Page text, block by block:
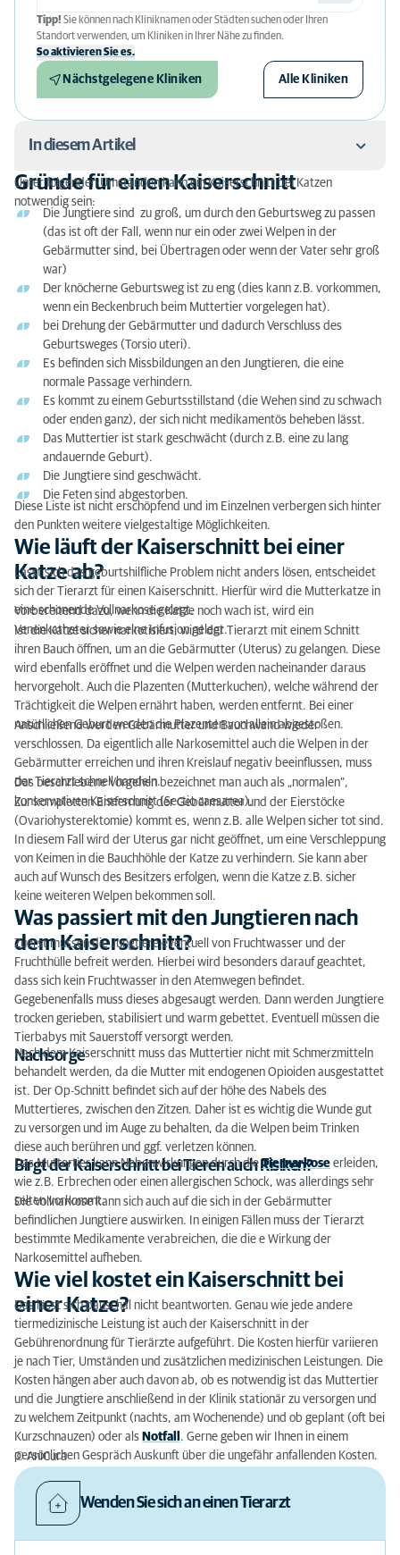
Tipp! Sie können nach Kliniknamen oder Städten suchen oder Ihren
Standort verwenden, um Kliniken in Ihrer Nähe zu finden.
So aktivieren Sie es.
Nächstgelegene Kliniken Alle Kliniken
In diesem Artikel
Gründe für einen Kaiserschnitt
Wie läuft der Kaiserschnitt bei einer Katze ab?
Was passiert mit den Jungtieren nach dem
Kaiserschnitt?
Wie viel kostet ein Kaiserschnitt bei einer Katze?
Gründe für einen Kaiserschnitt
Unter folgenden Umständen kann ein Kaiserschnitt bei Katzen
notwendig sein:
Die Jungtiere sind zu groß, um durch den Geburtsweg zu passen
(das ist oft der Fall, wenn nur ein oder zwei Welpen in der
Gebärmutter sind, bei Übertragen oder wenn der Vater sehr groß
war)
Der knöcherne Geburtsweg ist zu eng (dies kann z.B. vorkommen,
wenn ein Beckenbruch beim Muttertier vorgelegen hat).
bei Drehung der Gebärmutter und dadurch Verschluss des
Geburtsweges (Torsio uteri).
Es befinden sich Missbildungen an den Jungtieren, die eine
normale Passage verhindern.
Es kommt zu einem Geburtsstillstand (die Wehen sind zu schwach
oder enden ganz), der sich nicht medikamentös beheben lässt.
Das Muttertier ist stark geschwächt (durch z.B. eine zu lang
andauernde Geburt).
Die Jungtiere sind geschwächt.
Die Feten sind abgestorben.
Diese Liste ist nicht erschöpfend und im Einzelnen verbergen sich hinter
den Punkten weitere vielgestaltige Möglichkeiten.
Wie läuft der Kaiserschnitt bei einer
Katze ab?
Lässt sich das geburtshilfliche Problem nicht anders lösen, entscheidet
sich der Tierarzt für einen Kaiserschnitt. Hierfür wird die Mutterkatze in
eine schonende Vollnarkose gelegt.
Vorbereitend dazu, wenn die Katze noch wach ist, wird ein
Venenkatheter sowie eine Infusion gelegt.
Ist die Katze sicher narkotisiert, wird der Tierarzt mit einem Schnitt
ihren Bauch öffnen, um an die Gebärmutter (Uterus) zu gelangen. Diese
wird ebenfalls eröffnet und die Welpen werden nacheinander daraus
hervorgeholt. Auch die Plazenten (Mutterkuchen), welche während der
Trächtigkeit die Welpen ernährt haben, werden entfernt. Bei einer
natürlichen Geburt werden die Plazenten von allein abgestoßen.
Anschließend werden Gebärmutter und Bauchwand wieder
verschlossen. Da eigentlich alle Narkosemittel auch die Welpen in der
Gebärmutter erreichen und ihren Kreislauf negativ beeinflussen, muss
der Tierarzt schnell handeln.
Das beschriebene Vorgehen bezeichnet man auch als „normalen“,
konservativen Kaiserschnitt (Sectio caesarea).
Zur kompletten Entfernung der Gebärmutter und der Eierstöcke
(Ovariohysterektomie) kommt es, wenn z.B. alle Welpen sicher tot sind.
In diesem Fall wird der Uterus gar nicht geöffnet, um eine Verschleppung
von Keimen in die Bauchhöhle der Katze zu verhindern. Sie kann aber
auch auf Wunsch des Besitzers erfolgen, wenn die Katze z.B. sicher
keine weiteren Welpen bekommen soll.
Was passiert mit den Jungtieren nach
dem Kaiserschnitt?
Zuerst müssen die Jungtiere eventuell von Fruchtwasser und der
Fruchthülle befreit werden. Hierbei wird besonders darauf geachtet,
dass sich kein Fruchtwasser in den Atemwegen befindet.
Gegebenenfalls muss dieses abgesaugt werden. Dann werden Jungtiere
trocken gerieben, stabilisiert und warm gebettet. Eventuell müssen die
Tierbabys mit Sauerstoff versorgt werden.
Nachsorge
Nach dem Kaiserschnitt muss das Muttertier nicht mit Schmerzmitteln
behandelt werden, da die Mutter mit endogenen Opioiden ausgestattet
ist. Der Op-Schnitt befindet sich auf der höhe des Nabels des
Muttertieres, zwischen den Zitzen. Daher ist es wichtig die Wunde gut
zu versorgen und im Auge zu behalten, da die Welpen beim Trinken
diese auch berühren und ggf. verletzen können.
Birgt der Kaiserschnitt bei Tieren auch Risiken?
Das Muttertier kann Nebenwirkungen durch die Tiernarkose erleiden,
wie z.B. Erbrechen oder einen allergischen Schock, was allerdings sehr
selten vorkommt.
Die Vollnarkose kann sich auch auf die sich in der Gebärmutter
befindlichen Jungtiere auswirken. In einigen Fällen muss der Tierarzt
bestimmte Medikamente verabreichen, die die e Wirkung der
Narkosemittel aufheben.
Wie viel kostet ein Kaiserschnitt bei
einer Katze?
Das lässt sich pauschal nicht beantworten. Genau wie jede andere
tiermedizinische Leistung ist auch der Kaiserschnitt in der
Gebührenordnung für Tierärzte aufgeführt. Die Kosten hierfür variieren
je nach Tier, Umständen und zusätzlichen medizinischen Leistungen. Die
Kosten hängen aber auch davon ab, ob es notwendig ist das Muttertier
und die Jungtiere anschließend in der Klinik stationär zu versorgen und
zu welchem Zeitpunkt (nachts, am Wochenende) und ob geplant (oft bei
Kurzschnauzen) oder als Notfall . Gerne geben wir Ihnen in einem
persönlichen Gespräch Auskunft über die ungefähr anfallenden Kosten.
© AniCura
Wenden Sie sich an einen Tierarzt